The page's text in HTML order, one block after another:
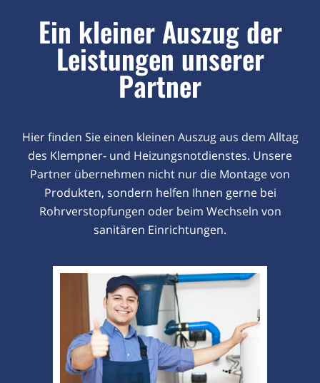
Ein kleiner Auszug der
Leistungen unserer
Partner
Hier finden Sie einen kleinen Auszug aus dem Alltag
des Klempner- und Heizungsnotdienstes. Unsere
Partner übernehmen nicht nur die Montage von
Produkten, sondern helfen Ihnen gerne bei
Rohrverstopfungen oder beim Wechseln von
sanitären Einrichtungen.